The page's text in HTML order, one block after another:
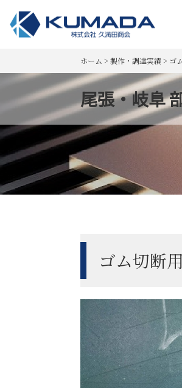
ホーム > 製作・調達実績> ゴ
尾張・岐阜
ゴム切断